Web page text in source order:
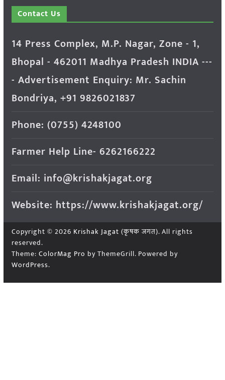
Contact Us
14 Press Complex, M.P. Nagar, Zone - 1,
Bhopal - 462011 Madhya Pradesh INDIA ---
- Advertisement Enquiry: Mr. Sachin
Bondriya, +91 9826021837
Phone: (0755) 4248100
Farmer Help Line- 6262166222
Email: info@krishakjagat.org
Website: https://www.krishakjagat.org/
Copyright © 2026 Krishak Jagat (कृषक जगत). All rights
reserved.
Theme: ColorMag Pro by ThemeGrill. Powered by
WordPress.